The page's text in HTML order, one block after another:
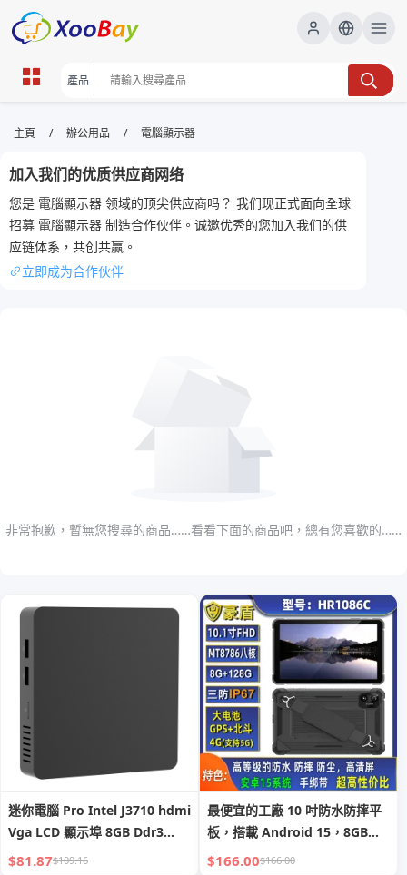
電腦顯示器 | XOOBAY B2B/B2C
Marketplace
電腦顯示器,高畫質顯示,螢幕評測,遊戲顯示器,
wholesale 電腦顯示器, XOOBAY
提供高畫質顯示器選購建議與評比，專家分析
主頁 / 辦公用品 / 電腦顯示器
加入我们的优质供应商网络
您是 電腦顯示器 领域的顶尖供应商吗？ 我们现正式面向全球
招募 電腦顯示器 制造合作伙伴。诚邀优秀的您加入我们的供
应链体系，共创共赢。
立即成为合作伙伴
非常抱歉，暫無您搜尋的商品……看看下面的商品吧，總有您喜歡的……
迷你電腦 Pro Intel J3710 hdmi
Vga LCD 顯示埠 8GB Ddr3
Ram VESA/家庭/商務電腦 便攜
$81.87$109.16
最便宜的工廠 10 吋防水防摔平
板，搭載 Android 15，8GB
RAM + 128GB ROM，FHD 顯
$166.00$166.00